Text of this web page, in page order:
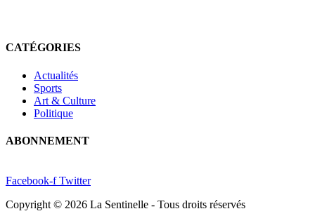
CATÉGORIES
Actualités
Sports
Art & Culture
Politique
ABONNEMENT
Facebook-f Twitter
Copyright © 2026 La Sentinelle - Tous droits réservés